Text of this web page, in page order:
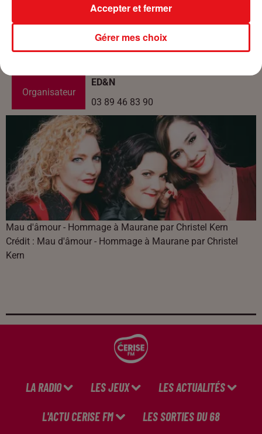
Lieu
Espace Dollfus et Noack 20a rue Jean
de la Fontaine 68390
68390 SAUSHEIM
Organisateur
ED&N
03 89 46 83 90
Mau d'âmour - Hommage à Maurane par Christel Kern
Crédit : Mau d'âmour - Hommage à Maurane par Christel
Kern
LA RADIO LES JEUX LES ACTUALITÉS
L'ACTU CERISE FM LES SORTIES DU 68
Gérer mes choix
Accepter et fermer